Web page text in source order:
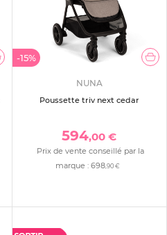
-15%
NUNA
Poussette triv next cedar
594,00 €
Prix de vente conseillé par la
marque :698,90 €